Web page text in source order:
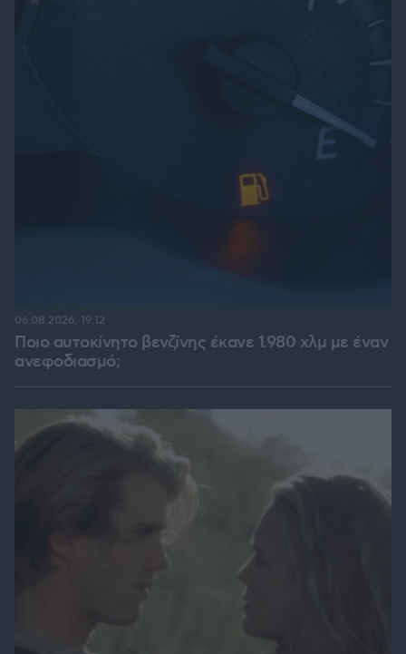
Ποιο αυτοκίνητο βενζίνης έκανε 1.980 χλμ με έναν
ανεφοδιασμό;
06.08.2026, 19:12